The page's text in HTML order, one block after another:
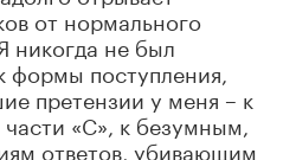
от нормального
никогда не был
формы поступления,
претензии у меня – к
«С», к безумным,
ответов, убивающим